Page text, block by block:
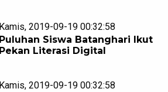
Kamis, 2019-09-19 00:32:58
Puluhan Siswa Batanghari Ikut
Pekan Literasi Digital
Kamis, 2019-09-19 00:32:58